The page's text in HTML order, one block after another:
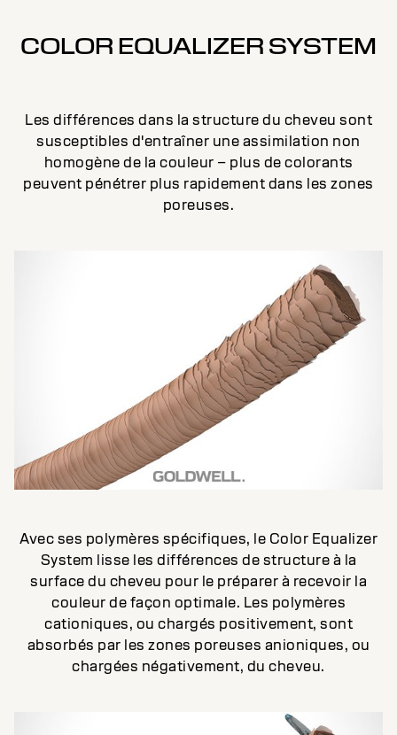
COLOR EQUALIZER SYSTEM
Les différences dans la structure du cheveu sont
susceptibles d'entraîner une assimilation non
homogène de la couleur – plus de colorants
peuvent pénétrer plus rapidement dans les zones
poreuses.
Avec ses polymères spécifiques, le Color Equalizer
System lisse les différences de structure à la
surface du cheveu pour le préparer à recevoir la
couleur de façon optimale. Les polymères
cationiques, ou chargés positivement, sont
absorbés par les zones poreuses anioniques, ou
chargées négativement, du cheveu.